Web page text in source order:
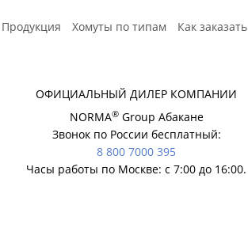
Продукция Хомуты по типам Как заказать
ОФИЦИАЛЬНЫЙ ДИЛЕР КОМПАНИИ
NORMA®Group Абакане
Звонок по России бесплатный:
8 800 7000 395
Часы работы по Москве: с 7:00 до 16:00.